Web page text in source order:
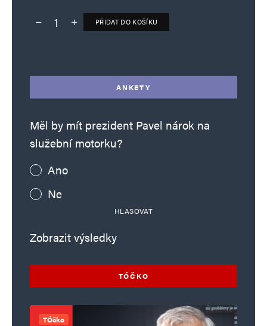
Deník TO – verze bez reklam množství
PŘIDAT DO KOŠÍKU
ANKETY
Měl by mít prezident Pavel nárok na
služební motorku?
Ano
Ne
HLASOVAT
Zobrazit výsledky
TÓČKO
TÓčko